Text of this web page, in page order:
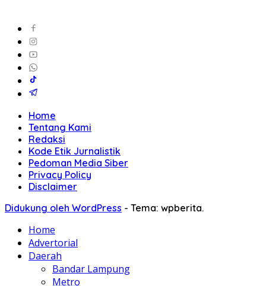
Home
Tentang Kami
Redaksi
Kode Etik Jurnalistik
Pedoman Media Siber
Privacy Policy
Disclaimer
Didukung oleh WordPress - Tema: wpberita.
Home
Advertorial
Daerah
Bandar Lampung
Metro